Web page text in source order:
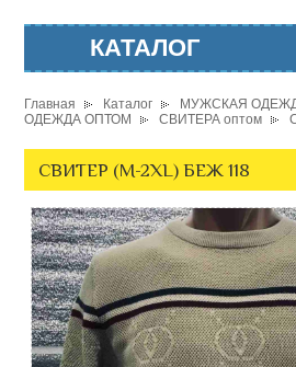
КАТАЛОГ
Главная Каталог МУЖСКАЯ
ОДЕЖДА ОПТОМ
СВИТЕРА оптом
СВИТЕР (M-2XL) БЕЖ 118